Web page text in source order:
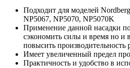
Подходит для моделей
NP5067, NP5070, NP5070K
Применение данной насадки
сэкономить силы и время но и
повысить производительность
Имеет увеличенный предел
Практичность и удобство в